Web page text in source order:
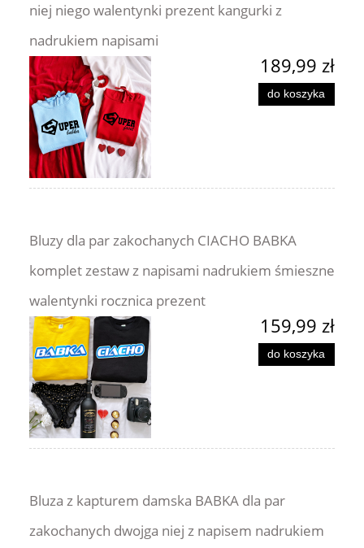
niej niego walentynki prezent kangurki z
nadrukiem napisami
189,99 zł
do koszyka
Bluzy dla par zakochanych CIACHO BABKA
komplet zestaw z napisami nadrukiem śmieszne
walentynki rocznica prezent
159,99 zł
do koszyka
Bluza z kapturem damska BABKA dla par
zakochanych dwojga niej z napisem nadrukiem